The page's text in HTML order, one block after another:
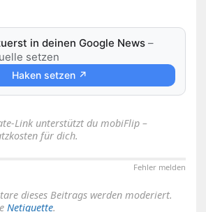
in deinen Google News –
setzen
Haken setzen ↗
Link unterstützt du mobiFlip –
für dich.
Fehler melden
dieses Beitrags werden moderiert.
Netiquette.